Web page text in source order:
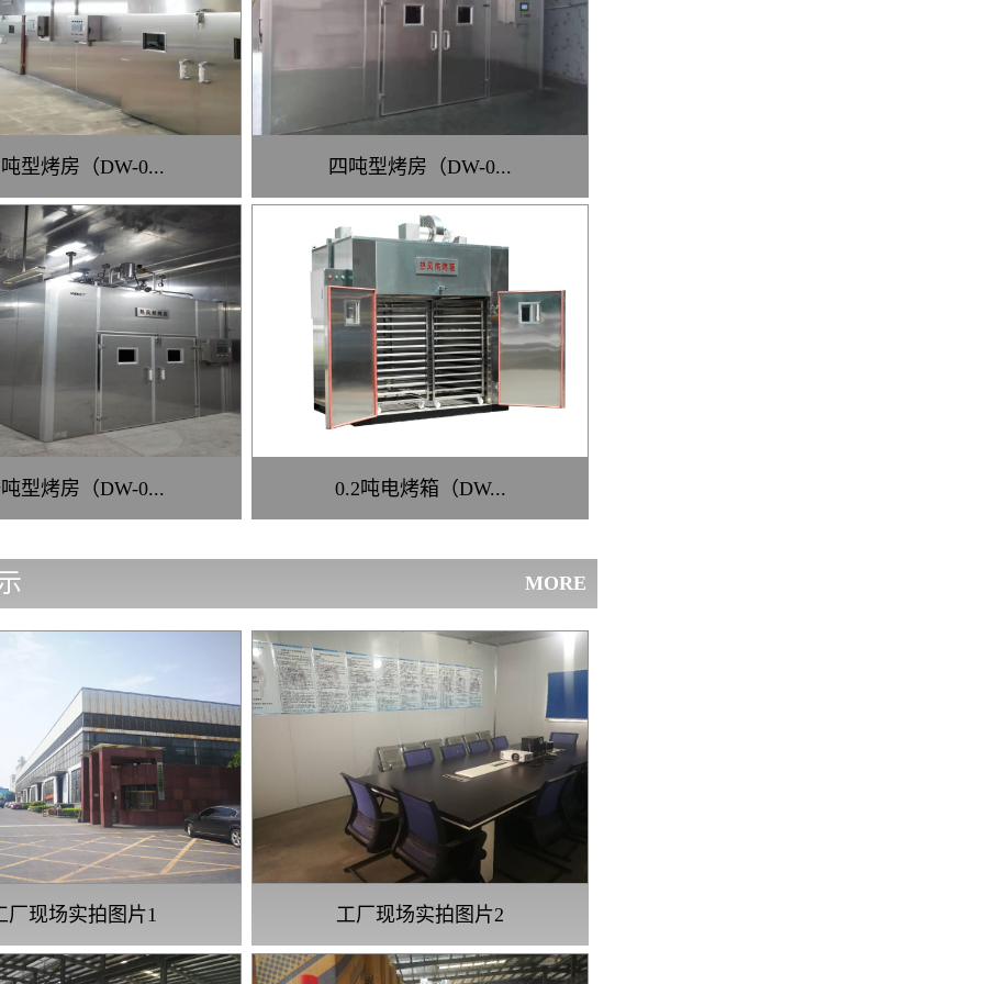
型烤房（DW-0... 四吨型烤房（DW-0...
型烤房（DW-0... 0.2吨电烤箱（DW...
MORE
厂现场实拍图片1 工厂现场实拍图片2